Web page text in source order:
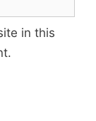
in this